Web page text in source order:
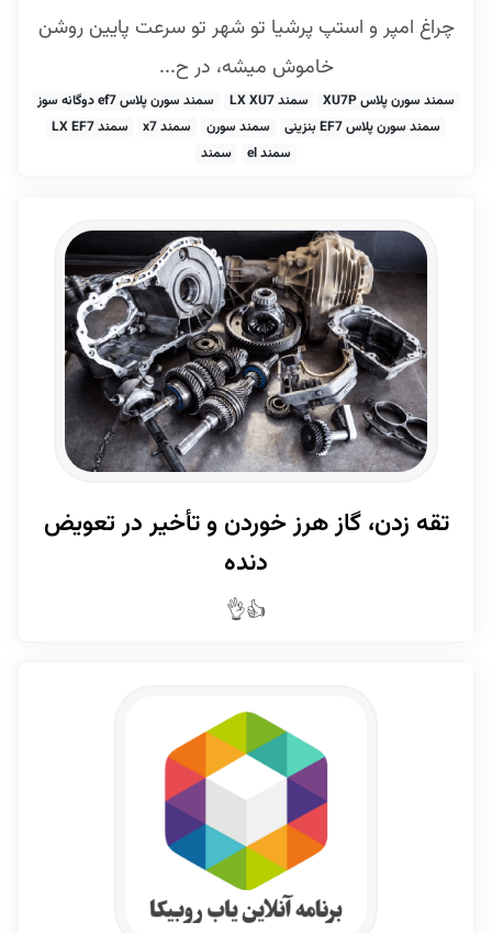
چراغ امپر و استپ پرشیا تو شهر تو سرعت پایین روشن
خاموش میشه، در ح...
سمند سورن پلاس XU7P سمند LX XU7
سمند سورن پلاس ef7 دوگانه سوز
سمند سورن پلاس EF7 بنزینی
سمند سورن سمند x7
سمند LX EF7
سمند el
سمند
تقه زدن، گاز هرز خوردن و تأخیر در تعویض
دنده
👍👌